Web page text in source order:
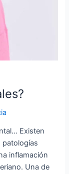
Existen
patologías
inflamación
Una de